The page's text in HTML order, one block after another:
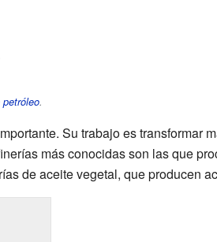
.
Su trabajo es transformar
más conocidas son las que
de aceite vegetal, que producen